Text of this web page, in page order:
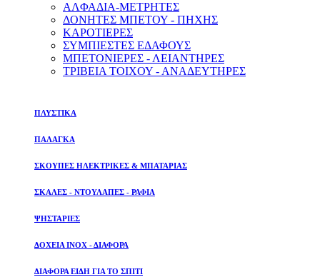
ΑΛΦΑΔΙΑ-ΜΕΤΡΗΤΕΣ
ΔΟΝΗΤΕΣ ΜΠΕΤΟΥ - ΠΗΧΗΣ
ΚΑΡΟΤΙΕΡΕΣ
ΣΥΜΠΙΕΣΤΕΣ ΕΔΑΦΟΥΣ
ΜΠΕΤΟΝΙΕΡΕΣ - ΛΕΙΑΝΤΗΡΕΣ
ΤΡΙΒΕΙΑ ΤΟΙΧΟΥ - ΑΝΑΔΕΥΤΗΡΕΣ
ΠΛΥΣΤΙΚΑ
ΠΑΛΑΓΚΑ
ΣΚΟΥΠΕΣ ΗΛΕΚΤΡΙΚΕΣ & ΜΠΑΤΑΡΙΑΣ
ΣΚΑΛΕΣ - ΝΤΟΥΛΑΠΕΣ - ΡΑΦΙΑ
ΨΗΣΤΑΡΙΕΣ
ΔΟΧΕΙΑ ΙΝΟΧ - ΔΙΑΦΟΡΑ
ΔΙΑΦΟΡΑ ΕΙΔΗ ΓΙΑ ΤΟ ΣΠΙΤΙ